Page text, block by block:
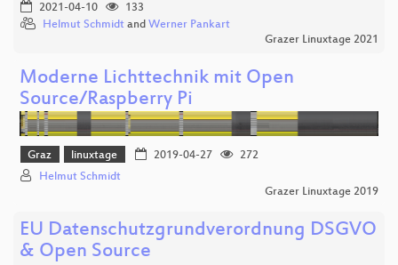
2021-04-10
133
Helmut Schmidt and Werner Pankart
Grazer Linuxtage 2021
Moderne Lichttechnik mit Open
Source/Raspberry Pi
Graz linuxtage 2019-04-27
272
Helmut Schmidt
Grazer Linuxtage 2019
EU Datenschutzgrundverordnung DSGVO
& Open Source